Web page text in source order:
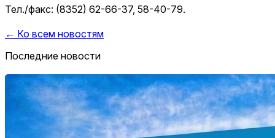
Тел./факс: (8352) 62-66-37, 58-40-79.
← Ко всем новостям
Последние новости